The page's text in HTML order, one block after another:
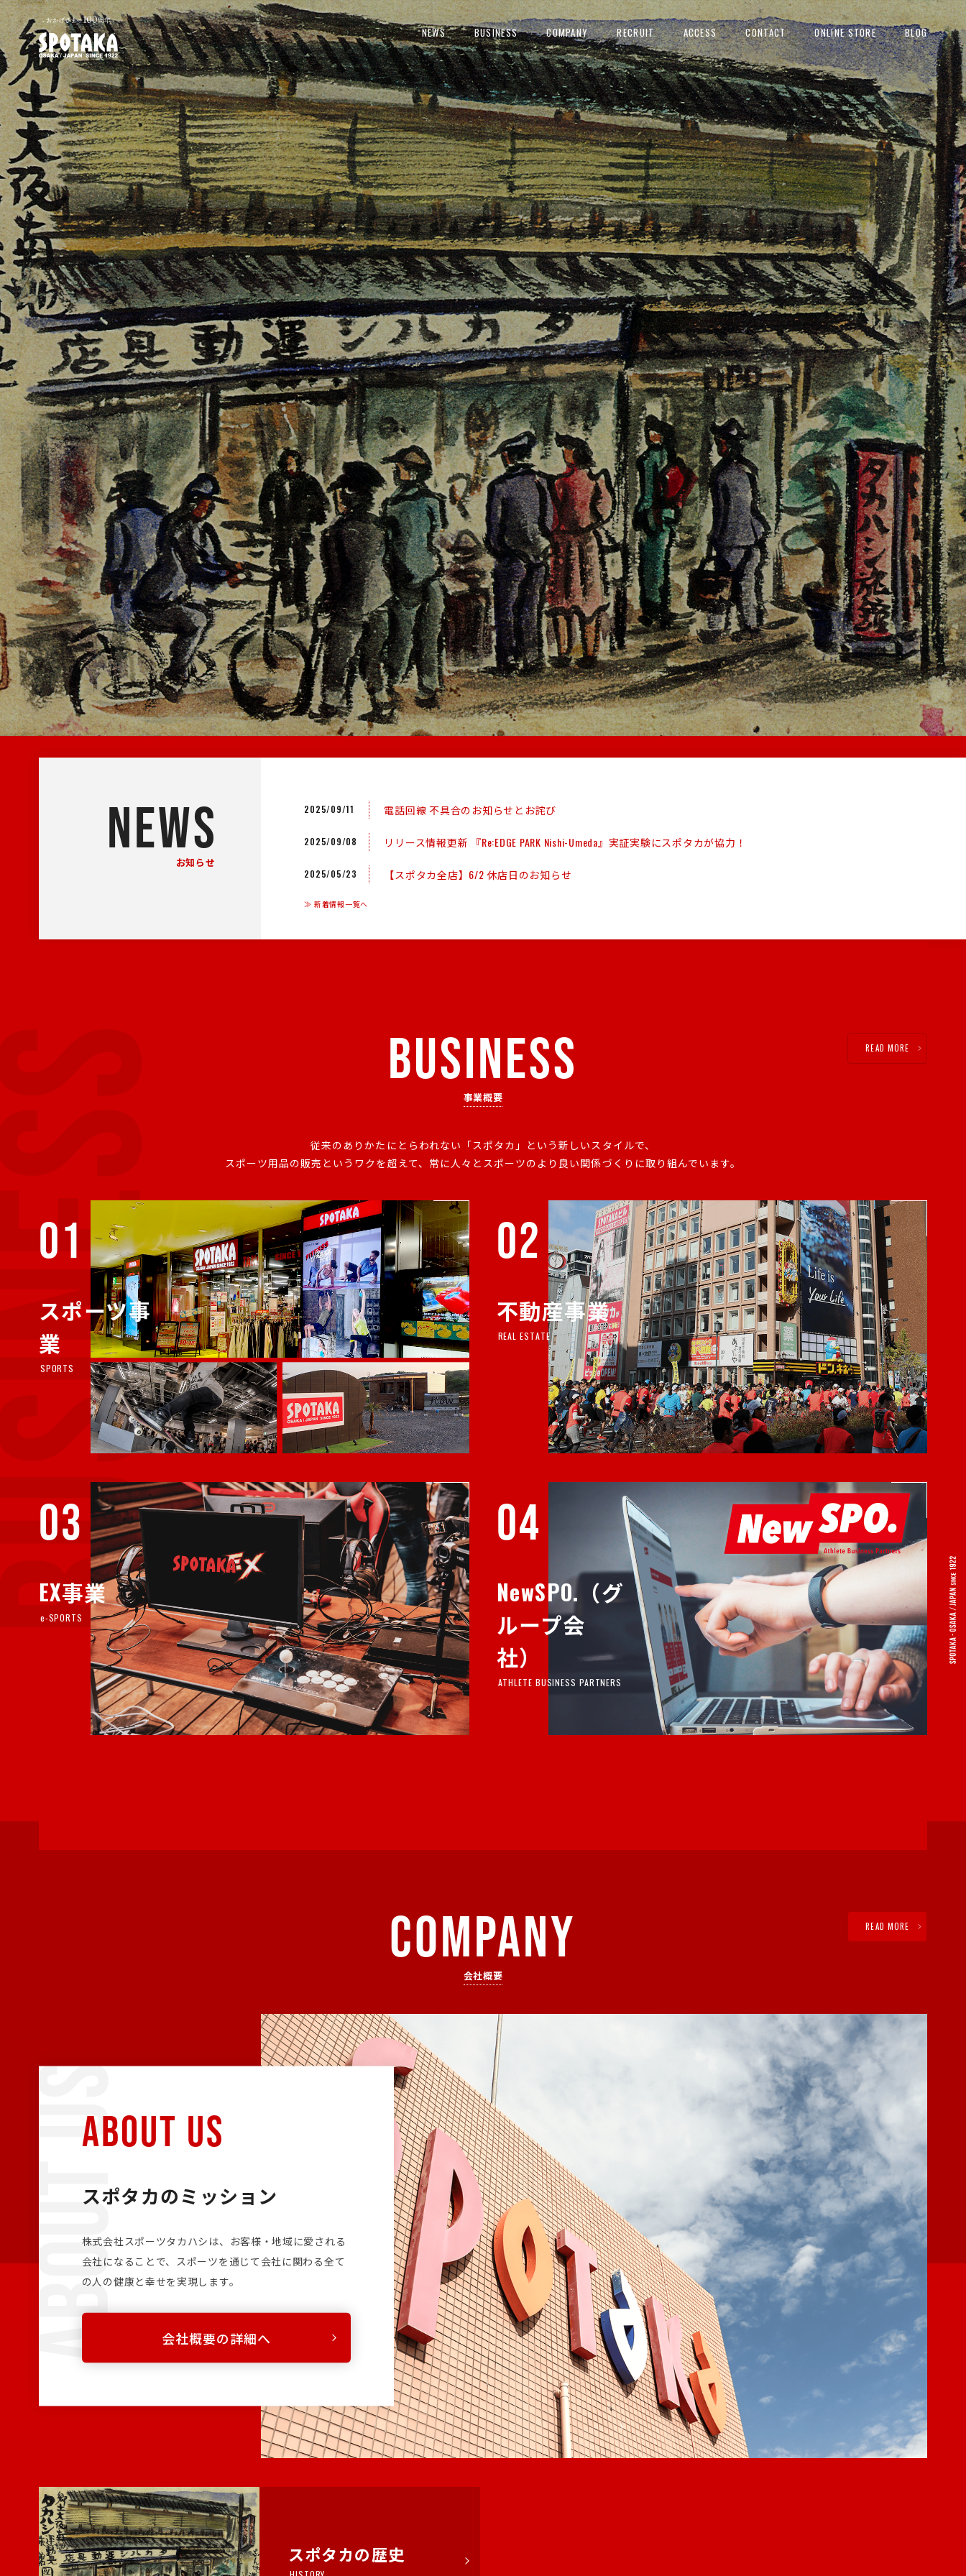
NEWS BUSINESS COMPANY RECRUIT ACCESS CONTACT ONLINE STORE BLOG
NEWS
お知らせ
2025/09/11 電話回線 不具合のお知らせとお詫び
2025/09/08 リリース情報更新 『Re:EDGE PARK Nishi-Umeda』実証実験にスポタカが協力！
2025/05/23 【スポタカ全店】6/2 休店日のお知らせ
≫ 新着情報一覧へ
BUSINESS
事業概要
READ MORE
従来のありかたにとらわれない「スポタカ」という新しいスタイルで、
スポーツ用品の販売というワクを超えて、常に人々とスポーツのより良い関係づくりに取り組んでいます。
01
スポーツ事
業
SPORTS
02
不動産事業
REAL ESTATE
03
EX事業
e-SPORTS
04
NewSPO.（グ
ループ会
社）
ATHLETE BUSINESS PARTNERS
COMPANY
会社概要
READ MORE
ABOUT US
スポタカのミッション
株式会社スポーツタカハシは、お客様・地域に愛される
会社になることで、スポーツを通じて会社に関わる全て
の人の健康と幸せを実現します。
会社概要の詳細へ
スポタカの歴史